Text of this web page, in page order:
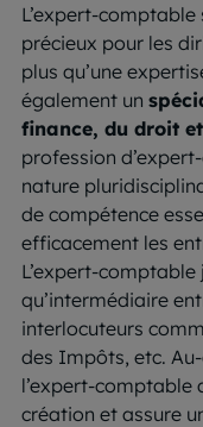
L’expert-
précieux pour les
plus qu’une
également un
finance, du droit
profession
nature
de compétence
efficacement les
L’expert-
qu’intermédiaire
interlocuteurs
des Impôts, etc.
l’expert-comptable
création et assure